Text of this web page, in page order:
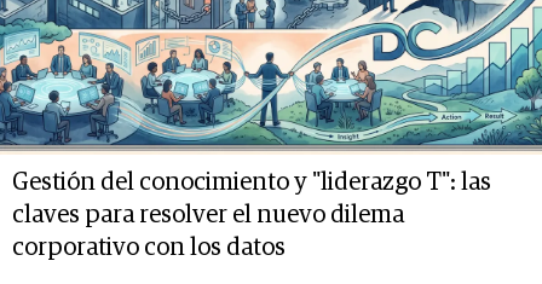
Gestión del conocimiento y "liderazgo T": las
claves para resolver el nuevo dilema
corporativo con los datos